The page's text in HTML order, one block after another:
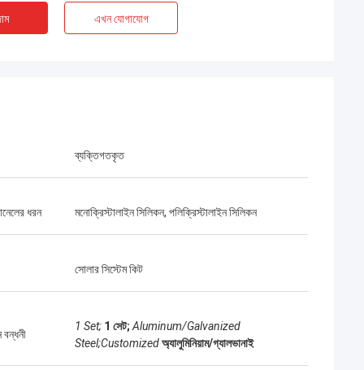
এখন যোগাযোগ
ব্যক্তিগতকৃত
ধরন মনোক্রিস্টালাইন সিলিকন, পলিক্রিস্টালাইন সিলিকন
সোলার সিস্টেম কিট
বন্ধনী
1 Set; 1 সেট; Aluminum/Galvanized
Steel;Customizedঅ্যালুমিনিয়াম/গ্যালভানাই